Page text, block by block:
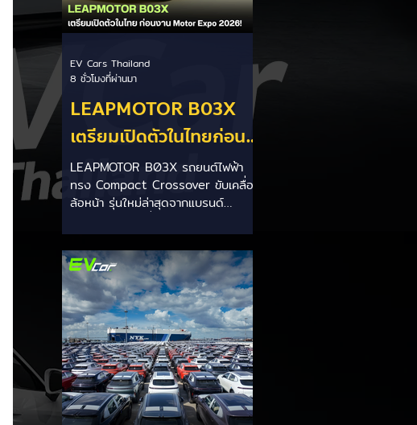
LEAPMOTOR B03X
เตรียมเปิดตัวในไทยก่อน
Motor Expo 2026! ครอ
สโอเวอร์ไฟฟ้าขนาด
กะทัดรัด ลุ้นสเปคและรา
คาเร็วๆ นี้
LEAPMOTOR B03X รถยนต์ไฟฟ้า
ทรง Compact Crossover ขับเคลื่อน
ล้อหน้า รุ่นใหม่ล่าสุดจากแบรนด์
ประเทศไทยก่อนช่วงงาน MOTOR
EXPO 2026 โดย B03X ถือเป็นรถ
EV ไซส์กะทัดรัดที่ชูจุดเด่นเรื่องพื้นที่
ใช้สอยภายในห้องโดยสาร และการ
รองรับเทคโนโลยีชาร์จเร็ว DC Fast
Charge รายละเอียดจากรายงาน (อ้า
งอิงสเปคยุโรป): มิติตัวถังและพื้นที่: ตัว
รถยาว 4,270 มม. กว้าง 1,810 มม.
สูง 1,635 มม. ระยะฐานล้อ 2,605
มม. ความจุสัมภาระท้าย 510 ลิตร (พับ
เบาะเพิ่มเป็น 1,605 ลิตร)...
EV Cars Thailand
8 ชั่วโมงที่ผ่านมา